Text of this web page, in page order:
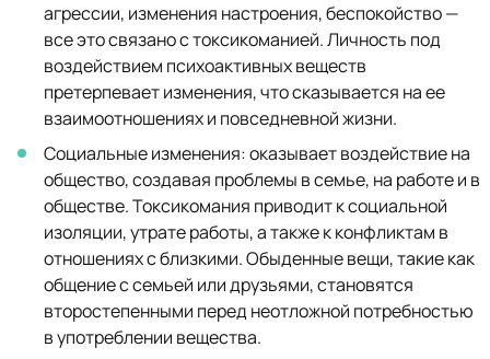
агрессии, изменения настроения, беспокойство —
все это связано с токсикоманией. Личность под
воздействием психоактивных веществ
претерпевает изменения, что сказывается на ее
взаимоотношениях и повседневной жизни.
Социальные изменения: оказывает воздействие на
общество, создавая проблемы в семье, на работе и в
обществе. Токсикомания приводит к социальной
изоляции, утрате работы, а также к конфликтам в
отношениях с близкими. Обыденные вещи, такие как
общение с семьей или друзьями, становятся
второстепенными перед неотложной потребностью
в употреблении вещества.